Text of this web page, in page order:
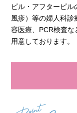
ピル・アフターピル
風疹）等の婦人科診
容医療、PCR検査
用意しております。